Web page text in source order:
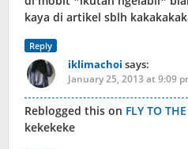
kaya di artikel sblh
Reply
iklimachoi says:
January 25, 2013 at 9:09
Reblogged this on FLY TO
kekekeke